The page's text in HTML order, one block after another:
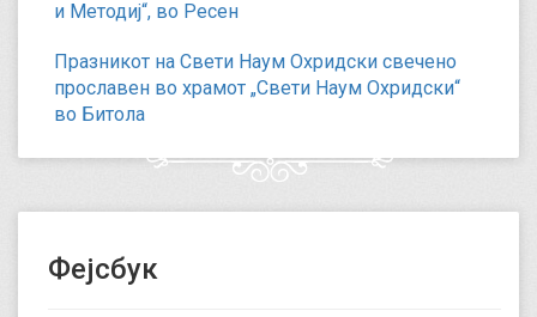
и Методиј“, во Ресен
Празникот на Свети Наум Охридски свечено
прославен во храмот „Свети Наум Охридски“
во Битола
Фејсбук